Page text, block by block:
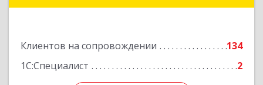
Клиентов на сопровождении
134
1С:Специалист
2